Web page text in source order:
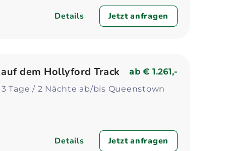
Details Jetzt anfragen
dem Hollyford Track ab€ 1.261,-
Tage / 2 Nächte ab/bis Queenstown
Details Jetzt anfragen